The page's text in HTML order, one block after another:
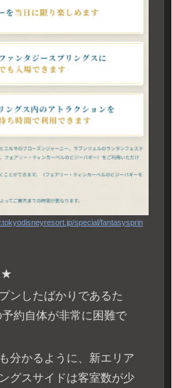
special/fantasysprin
ンしたばかりであるた
約自体が非常に困難で
分かるように、新エリア
グスサイドは客室数が少